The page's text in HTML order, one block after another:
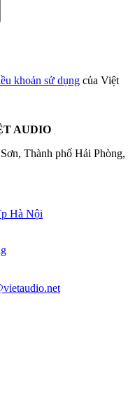
khoản sử dụng của Việt
AUDIO
Thành phố Hải Phòng,
Hà Nội